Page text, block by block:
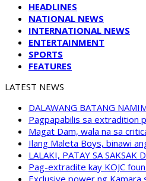
HEADLINES
NATIONAL NEWS
INTERNATIONAL NEWS
ENTERTAINMENT
SPORTS
FEATURES
LATEST NEWS
DALAWANG BATANG
Pagpapabilis sa extradition
Magat Dam, wala na sa
Ilang Maleta Boys, binawi
LALAKI, PATAY SA SAKSAK
Pag-extradite kay KOJC
Exclusive power ng Kamara